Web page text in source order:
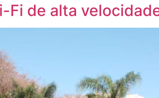
Fi de alta